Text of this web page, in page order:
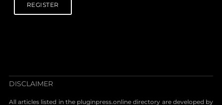
REGISTER
DISCLAIMER
All articles listed in the pluginpress.online directory are developed by